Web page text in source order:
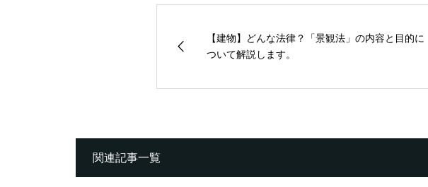
【建物】どんな法律？「景観法」の内容と目的に
ついて解説します。
関連記事一覧